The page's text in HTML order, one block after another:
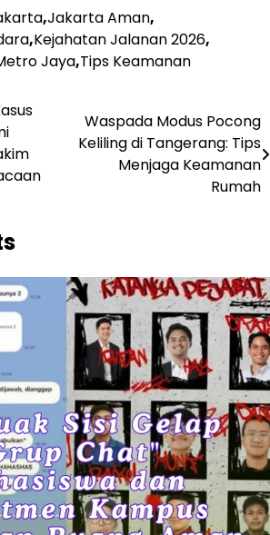
,Jakarta Aman,
,Kejahatan Jalanan 2026,
Jaya,Tips Keamanan
Waspada Modus Pocong
Keliling di Tangerang: Tips
Menjaga Keamanan
Rumah